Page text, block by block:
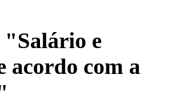
"Salário e
acordo com a